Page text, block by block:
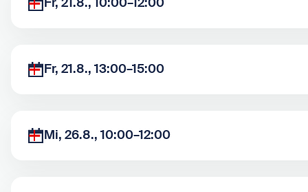
Fr, 21.8., 13:00–15:00
Mi, 26.8., 10:00–12:00